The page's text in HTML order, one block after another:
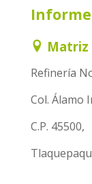
Matriz
Refinería
Col. Álamo
C.P. 45500,